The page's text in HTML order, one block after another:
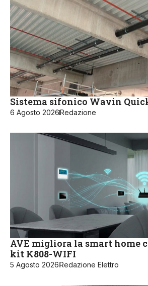
Sistema sifonico Wavin
6 Agosto 2026Redazione
AVE migliora la smart home
kit K808-WIFI
5 Agosto 2026Redazione Elettro